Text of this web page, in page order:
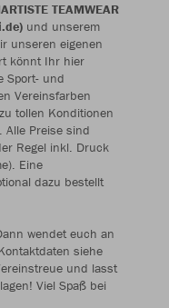
TEAMWEAR
und unserem
unseren eigenen
könnt Ihr hier
Sport- und
Vereinsfarben
tollen Konditionen
Alle Preise sind
Regel inkl. Druck
Eine
dazu bestellt
wendet euch an
siehe
und lasst
Viel Spaß bei